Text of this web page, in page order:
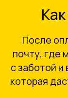
После
почту, где
с заботой
которая